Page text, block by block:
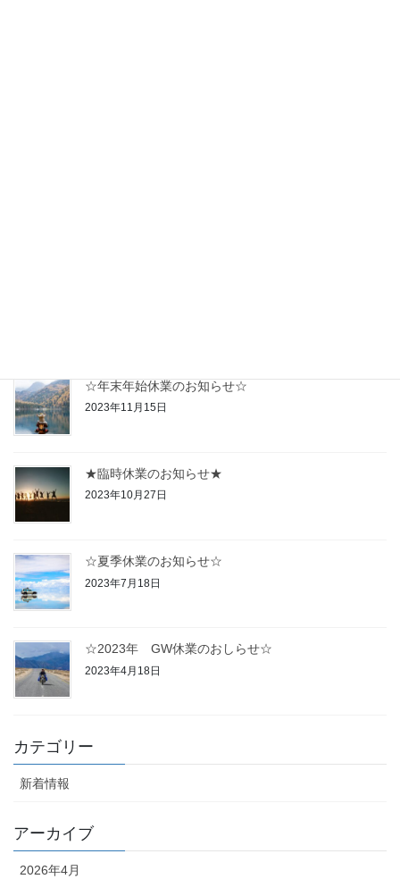
☆年末年始休業のお知らせ☆
2023年11月15日
★臨時休業のお知らせ★
2023年10月27日
☆夏季休業のお知らせ☆
2023年7月18日
☆2023年 GW休業のおしらせ☆
2023年4月18日
カテゴリー
新着情報
アーカイブ
2026年4月